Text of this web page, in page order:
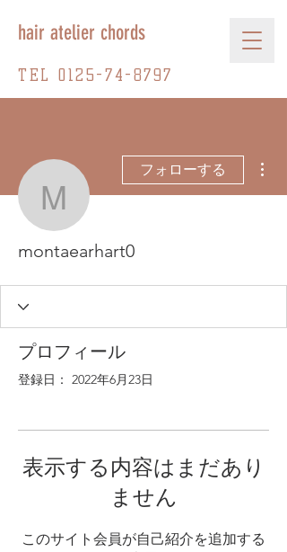
TEL0125-74-8797
hair atelier chords
montaearhart0
フォローする
montaearhart0
プロフィール
登録日： 2022年6月23日
表示する内容はまだあり
ません
このサイト会員が自己紹介を追加する